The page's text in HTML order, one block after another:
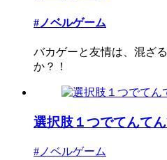
#ノベルゲーム
バカゲーと友情は、混ざ
か？！
選択肢１つでてんて
#ノベルゲーム